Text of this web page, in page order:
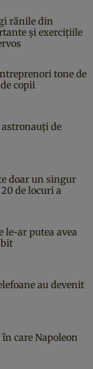
rănile din
și exercițiile
tone de
copii
de
doar un singur
de locuri a
le-ar putea avea
au devenit
care Napoleon